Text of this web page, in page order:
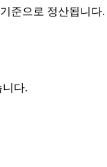
준으로 정산됩니다.
다.